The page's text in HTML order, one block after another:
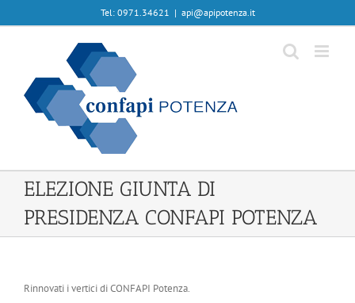
Tel: 0971.34621 | api@apipotenza.it
ELEZIONE GIUNTA DI
PRESIDENZA CONFAPI POTENZA
Rinnovati i vertici di CONFAPI Potenza.